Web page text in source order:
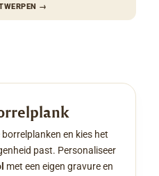
→
en kies het
past. Personaliseer
met een eigen gravure en